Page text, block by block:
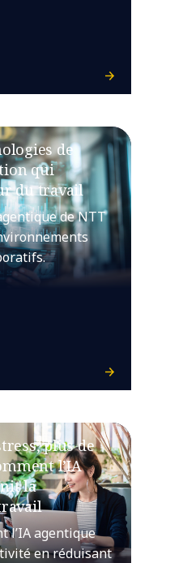
de
qui
du travail
de NTT
plus de
l’IA
la
l’IA agentique
en réduisant